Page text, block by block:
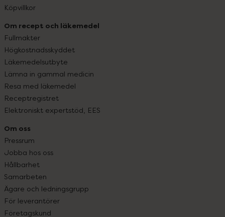
Köpvillkor
Om recept och läkemedel
Fullmakter
Högkostnadsskyddet
Läkemedelsutbyte
Lämna in gammal medicin
Resa med läkemedel
Receptregistret
Elektroniskt expertstöd, EES
Om oss
Pressrum
Jobba hos oss
Hållbarhet
Samarbeten
Ägare och ledningsgrupp
För leverantörer
Företagskund